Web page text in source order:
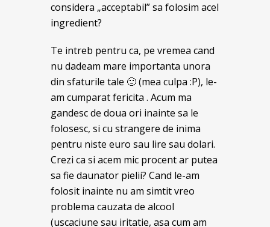
considera „acceptabil” sa folosim acel
ingredient?
Te intreb pentru ca, pe vremea cand
nu dadeam mare importanta unora
din sfaturile tale 🙂 (mea culpa :P), le-
am cumparat fericita . Acum ma
gandesc de doua ori inainte sa le
folosesc, si cu strangere de inima
pentru niste euro sau lire sau dolari.
Crezi ca si acem mic procent ar putea
sa fie daunator pielii? Cand le-am
folosit inainte nu am simtit vreo
problema cauzata de alcool
(uscaciune sau iritatie, asa cum am